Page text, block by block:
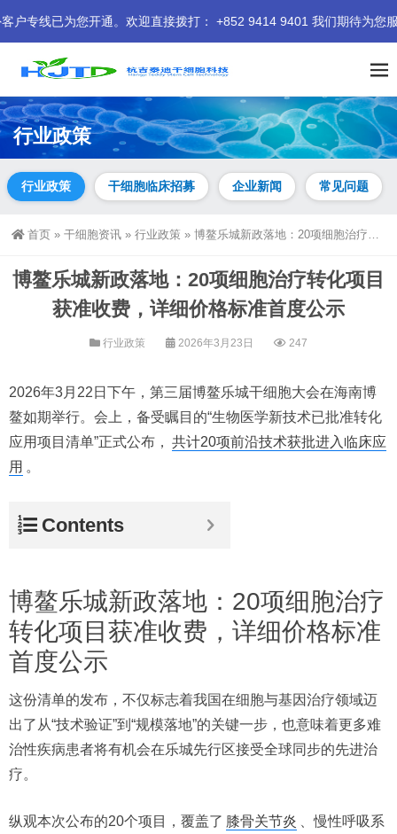
您开通。欢迎直接拨打： +852 9414 9401 我们期待为您服务。
行业政策
行业政策 干细胞临床招募 企业新闻 常见问题
首页 » 干细胞资讯 » 行业政策 » 博鳌乐城新政落地：20项细胞治疗转化项目获准收费，详细价格标准首度公示
博鳌乐城新政落地：20项细胞治疗转化项目
获准收费，详细价格标准首度公示
行业政策 2026年3月23日 247
2026年3月22日下午，第三届博鳌乐城干细胞大会在海南博
鳌如期举行。会上，备受瞩目的“生物医学新技术已批准转化
应用项目清单”正式公布， 共计20项前沿技术获批进入临床应
用 。
Contents
博鳌乐城新政落地：20项细胞治疗
转化项目获准收费，详细价格标准
首度公示
这份清单的发布，不仅标志着我国在细胞与基因治疗领域迈
出了从“技术验证”到“规模落地”的关键一步，也意味着更多难
治性疾病患者将有机会在乐城先行区接受全球同步的先进治
疗。
纵观本次公布的20个项目，覆盖了 膝骨关节炎
、慢性呼吸系